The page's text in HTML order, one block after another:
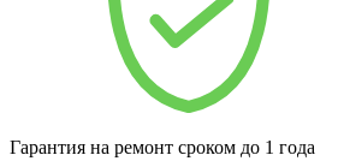
Гарантия на ремонт сроком до 1 года